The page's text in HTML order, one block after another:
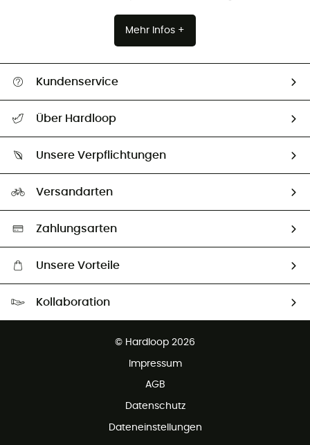
Mehr Infos +
Kundenservice
Größentabelle
Vertrag widerrufen
Über Hardloop
Unsere Botschafter
Unsere Verpflichtungen
Auswahl an nachhaltigen Produkten
Versandarten
Zahlungsarten
Unsere Vorteile
Kollaboration
© Hardloop 2026
Impressum
AGB
Datenschutz
Dateneinstellungen